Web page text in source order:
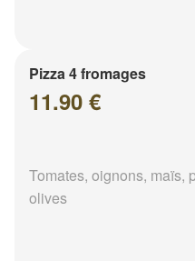
Pizza 4 fromages
11.90 €
Tomates, oignons, maïs,
olives